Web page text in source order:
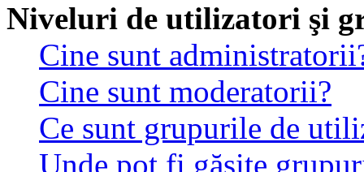
Niveluri de utilizatori şi
Cine sunt
Cine sunt moderatorii?
Ce sunt grupurile de
Unde pot fi găsite